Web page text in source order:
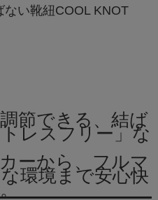
ない靴紐COOL KNOT
節できる、結ば
レスフリー」な
ーから、フルマ
環境まで安心快